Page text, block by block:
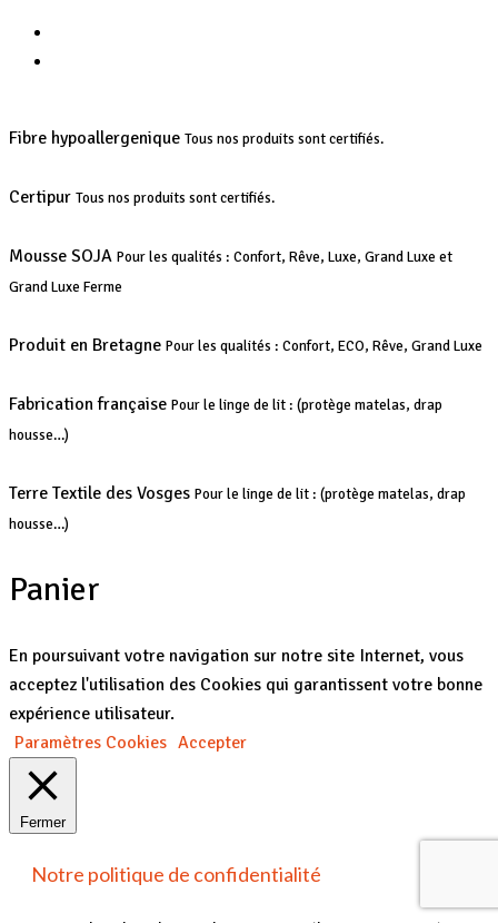
Fibre hypoallergenique Tous nos produits sont certifiés.
Certipur Tous nos produits sont certifiés.
Mousse SOJA Pour les qualités : Confort, Rêve, Luxe, Grand Luxe et
Grand Luxe Ferme
Produit en Bretagne Pour les qualités : Confort, ECO, Rêve, Grand Luxe
Fabrication française Pour le linge de lit : (protège matelas, drap
housse…)
Terre Textile des Vosges Pour le linge de lit : (protège matelas, drap
housse…)
Panier
En poursuivant votre navigation sur notre site Internet, vous
acceptez l'utilisation des Cookies qui garantissent votre bonne
expérience utilisateur.
Paramètres Cookies Accepter
Fermer
Notre politique de confidentialité